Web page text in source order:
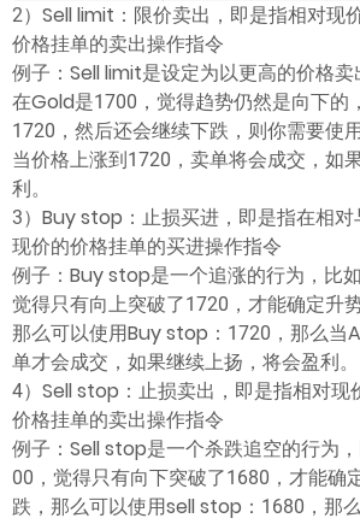
2）Sell limit：限价卖出，即是指相对现
价格挂单的卖出操作指令
例子：Sell limit是设定为以更高的价格
在Gold是1700，觉得趋势仍然是向下的
1720，然后还会继续下跌，则你需要使
当价格上涨到1720，卖单将会成交，如
利。
3）Buy stop：止损买进，即是指在相
现价的价格挂单的买进操作指令
例子：Buy stop是一个追涨的行为，比
觉得只有向上突破了1720，才能确定升
那么可以使用Buy stop：1720，那么当
单才会成交，如果继续上扬，将会盈利。
4）Sell stop：止损卖出，即是指相对现
价格挂单的卖出操作指令
例子：Sell stop是一个杀跌追空的行为
00，觉得只有向下突破了1680，才能确
跌，那么可以使用sell stop：1680，那